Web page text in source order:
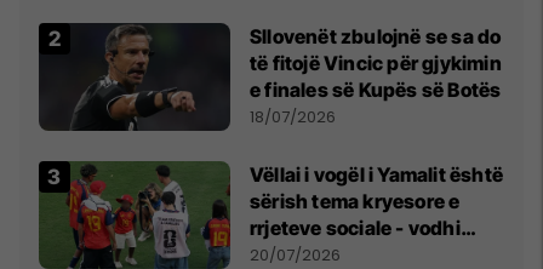
Sllovenët zbulojnë se sa do
të fitojë Vincic për gjykimin
e finales së Kupës së Botës
18/07/2026
Vëllai i vogël i Yamalit është
sërish tema kryesore e
rrjeteve sociale - vodhi
vëmendjen pas finales së
20/07/2026